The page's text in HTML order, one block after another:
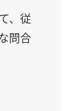
、従
問合